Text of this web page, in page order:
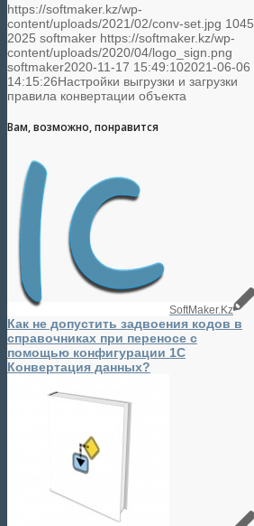
https://softmaker.kz/wp-
content/uploads/2021/02/conv-set.jpg 1045
2025 softmaker https://softmaker.kz/wp-
content/uploads/2020/04/logo_sign.png
softmaker2020-11-17 15:49:102021-06-06
14:15:26Настройки выгрузки и загрузки
правила конвертации объекта
Вам, возможно, понравится
SoftMaker.Kz
Как не допустить задвоения кодов в
справочниках при переносе с
помощью конфигурации 1C
Конвертация данных?